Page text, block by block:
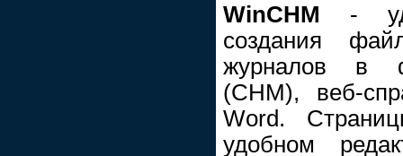
WinCHM -
создания
журналов в
(CHM), веб-
Word.
удобном